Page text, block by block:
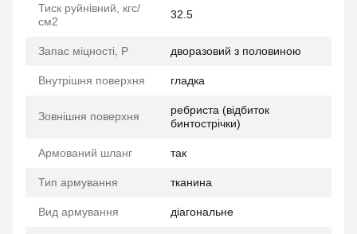
Тиск руйнівний, кгс/
см2
32.5
Запас міцності, P дворазовий з половиною
Внутрішня поверхня гладка
Зовнішня поверхня
ребриста (відбиток
бинтострічки)
Армований шланг так
Тип армування тканина
Вид армування діагональне